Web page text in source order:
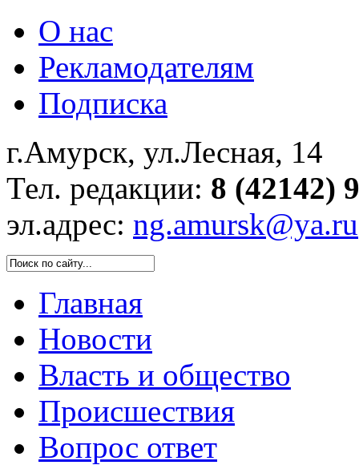
О нас
Рекламодателям
Подписка
г.Амурск, ул.Лесная, 14
Тел. редакции: 8 (42142)
эл.адрес: ng.amursk@ya.ru
Главная
Новости
Власть и общество
Происшествия
Вопрос ответ